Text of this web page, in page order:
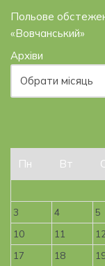
Польове
«Вовчанський»
Архіви
Пн
Вт
3
4 5
10
11 12
17
18